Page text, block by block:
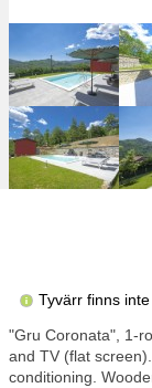
Tyvärr finns
"Gru Coronata", 1-
and TV (flat
conditioning.